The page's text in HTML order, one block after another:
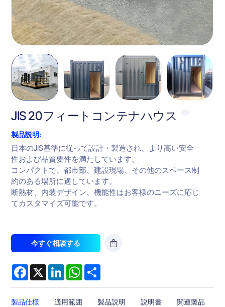
JIS 20フィートコンテナハウス
製品説明:
日本のJIS基準に従って設計・製造され、より高い安全
性および品質要件を満たしています。
コンパクトで、都市部、建設現場、その他のスペース制
約のある場所に適しています。
断熱材、内装デザイン、機能性はお客様のニーズに応じ
てカスタマイズ可能です。
今すぐ相談する
製品仕様 適用範囲 製品説明 説明書 関連製品
Facebook
X LinkedInWhatsApp